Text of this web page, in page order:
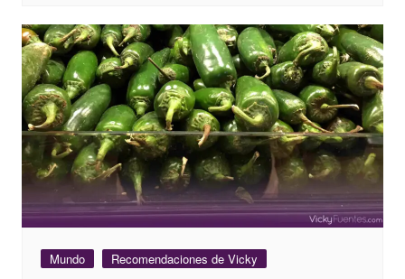
Mundo Recomendaciones de Vicky